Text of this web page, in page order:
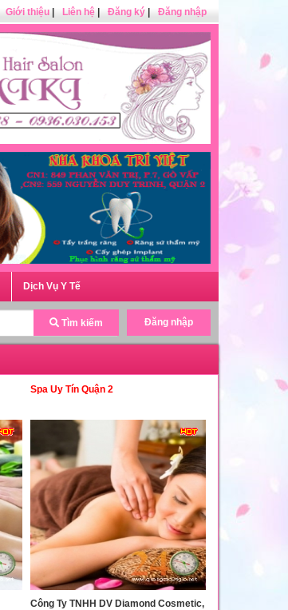
Giới thiệu Liên hệ Đăng ký Đăng nhập
Dịch Vụ Y Tế
Tìm kiếm Đăng nhập
Spa Uy Tín Quận 2
Công Ty TNHH DV Diamond Cosmetic,